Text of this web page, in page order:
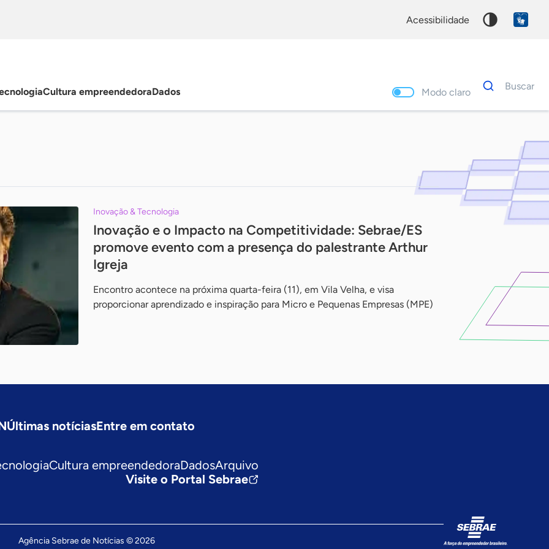
acessibilidade
Cultura empreendedoraDados Modo claro
Dados
para
Buscar
Inovação & Tecnologia
Inovação e o Impacto na Competitividade: Sebrae/ES
promove evento com a presença do palestrante Arthur
Igreja
Encontro acontece na próxima quarta-feira (11), em Vila Velha, e visa
proporcionar aprendizado e inspiração para Micro e Pequenas Empresas (MPE)
Últimas notíciasEntre em contato
Cultura empreendedoraDadosArquivo
Visite o Portal Sebrae
Agência Sebrae de Notícias © 2026